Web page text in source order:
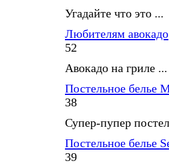
Угадайте что это ...
Любителям авокадо
52
Авокадо на гриле ...
Постельное белье
38
Супер-пупер
Постельное белье
39